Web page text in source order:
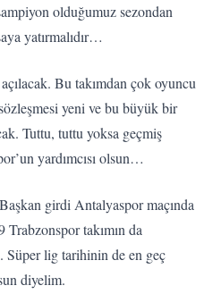
olduğumuz sezondan
yatırmalıdır…
Bu takımdan çok oyuncu
yeni ve bu büyük bir
Tuttu, tuttu yoksa geçmiş
yardımcısı olsun…
girdi Antalyaspor maçında
takımın da
Süper lig tarihinin de en geç
diyelim.